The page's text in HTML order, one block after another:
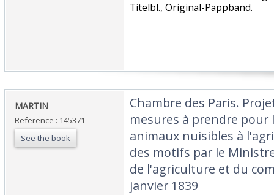
Titelbl., Original-Pappband.‎
‎MARTIN ‎
Reference : 145371
See the book
‎Chambre des Paris.
mesures à prendre
animaux nuisibles à
des motifs par le
de l'agriculture et du
janvier 1839‎